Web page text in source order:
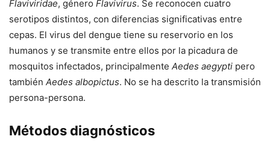
Flaviviridae, género Flavivirus. Se reconocen cuatro
serotipos distintos, con diferencias significativas entre
cepas. El virus del dengue tiene su reservorio en los
humanos y se transmite entre ellos por la picadura de
mosquitos infectados, principalmente Aedes aegypti pero
también Aedes albopictus. No se ha descrito la transmisión
persona-persona.
Métodos diagnósticos